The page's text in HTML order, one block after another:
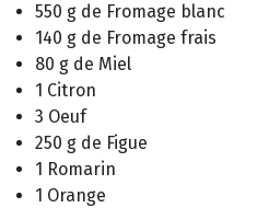
550 g de Fromage blanc
140 g de Fromage frais
80 g de Miel
1 Citron
3 Oeuf
250 g de Figue
1 Romarin
1 Orange